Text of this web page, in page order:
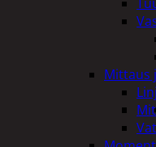
Mittaus